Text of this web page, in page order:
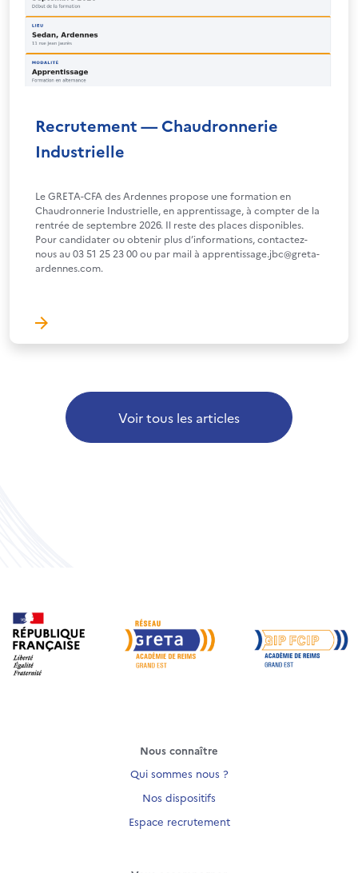
Recrutement — Chaudronnerie
Industrielle
Le GRETA-CFA des Ardennes propose une formation en
Chaudronnerie Industrielle, en apprentissage, à compter de la
rentrée de septembre 2026. Il reste des places disponibles.
Pour candidater ou obtenir plus d’informations, contactez-
nous au 03 51 25 23 00 ou par mail à apprentissage.jbc@greta-
ardennes.com.
Voir tous les articles
Nous connaître
Qui sommes nous ?
Nos dispositifs
Espace recrutement